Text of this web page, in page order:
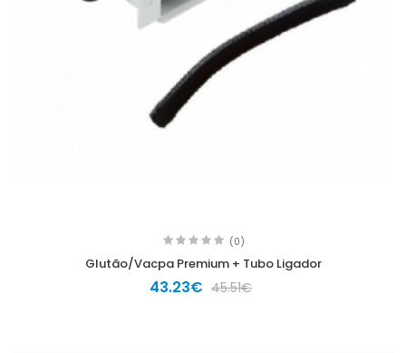
(0)
Glutão/Vacpa Premium + Tubo Ligador
43.23€ 45.51€